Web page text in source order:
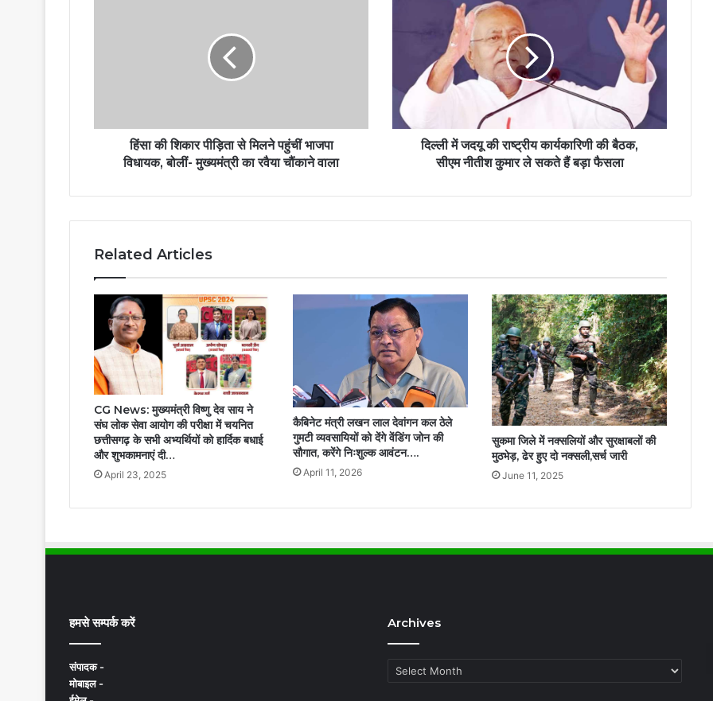
हिंसा की शिकार पीड़िता से मिलने पहुंचीं भाजपा
विधायक, बोलीं- मुख्‍यमंत्री का रवैया चौंकाने वाला
दिल्ली में जदयू की राष्ट्रीय कार्यकारिणी की बैठक,
सीएम नीतीश कुमार ले सकते हैं बड़ा फैसला
Related Articles
CG News: मुख्यमंत्री विष्णु देव साय ने
संघ लोक सेवा आयोग की परीक्षा में चयनित
छत्तीसगढ़ के सभी अभ्यर्थियों को हार्दिक बधाई
और शुभकामनाएं दी…
April 23, 2025
कैबिनेट मंत्री लखन लाल देवांगन कल ठेले
गुमटी व्यवसायियों को देंगे वेंडिंग जोन की
सौगात, करेंगे निःशुल्क आवंटन….
April 11, 2026
सुकमा जिले में नक्सलियों और सुरक्षाबलों की
मुठभेड़, ढेर हुए दो नक्सली,सर्च जारी
June 11, 2025
हमसे सम्पर्क करें
संपादक -
मोबाइल -
Archives
Archives